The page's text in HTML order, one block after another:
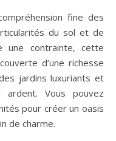
fine des
du sol et de
une contrainte, cette
d’une richesse
jardins luxuriants et
Vous pouvez
pour créer un oasis
de charme.